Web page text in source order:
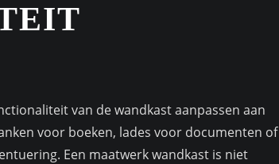
van de wandkast aanpassen aan
voor boeken, lades voor documenten of
Een maatwerk wandkast is niet